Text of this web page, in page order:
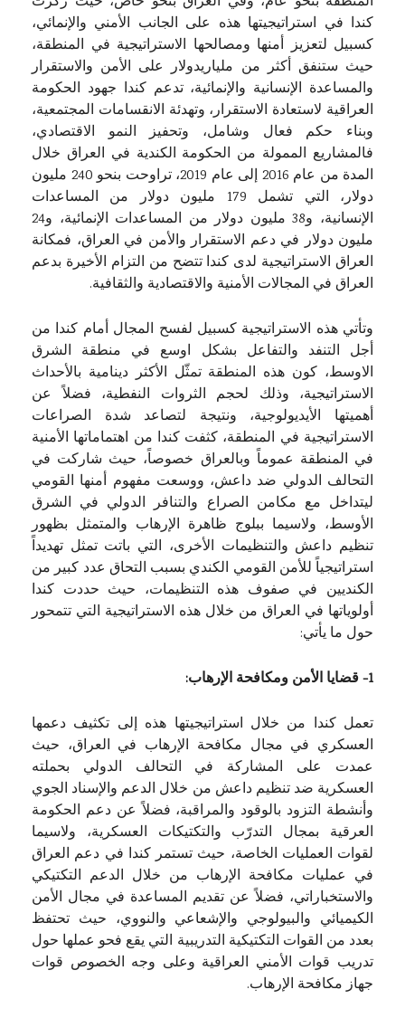
كندا في استراتيجيتها هذه على الجانب الأمني والإنمائي،
كسبيل لتعزيز أمنها ومصالحها الاستراتيجية في المنطقة،
حيث ستنفق أكثر من ملياريدولار على الأمن والاستقرار
والمساعدة الإنسانية والإنمائية، تدعم كندا جهود الحكومة
العراقية لاستعادة الاستقرار، وتهدئة الانقسامات المجتمعية،
وبناء حكم فعال وشامل، وتحفيز النمو الاقتصادي،
فالمشاريع الممولة من الحكومة الكندية في العراق خلال
المدة من عام 2016 إلى عام 2019، تراوحت بنحو 240 مليون
دولار، التي تشمل 179 مليون دولار من المساعدات
الإنسانية، و38 مليون دولار من المساعدات الإنمائية، و24
مليون دولار في دعم الاستقرار والأمن في العراق، فمكانة
العراق الاستراتيجية لدى كندا تتضح من التزام الأخيرة بدعم
العراق في المجالات الأمنية والاقتصادية والثقافية.
وتأتي هذه الاستراتيجية كسبيل لفسح المجال أمام كندا من
أجل التنفد والتفاعل بشكل اوسع في منطقة الشرق
الاوسط، كون هذه المنطقة تمثّل الأكثر دينامية بالأحداث
الاستراتيجية، وذلك لحجم الثروات النفطية، فضلاً عن
أهميتها الأيديولوجية، ونتيجة لتصاعد شدة الصراعات
الاستراتيجية في المنطقة، كثفت كندا من اهتماماتها الأمنية
في المنطقة عموماً وبالعراق خصوصاً، حيث شاركت في
التحالف الدولي ضد داعش، ووسعت مفهوم أمنها القومي
ليتداخل مع مكامن الصراع والتنافر الدولي في الشرق
الأوسط، ولاسيما ببلوج ظاهرة الإرهاب والمتمثل بظهور
تنظيم داعش والتنظيمات الأخرى، التي باتت تمثل تهديداً
استراتيجياً للأمن القومي الكندي بسبب التحاق عدد كبير من
الكنديين في صفوف هذه التنظيمات، حيث حددت كندا
أولوياتها في العراق من خلال هذه الاستراتيجية التي تتمحور
حول ما يأتي:
1- قضايا الأمن ومكافحة الإرهاب:
تعمل كندا من خلال استراتيجيتها هذه إلى تكثيف دعمها
العسكري في مجال مكافحة الإرهاب في العراق، حيث
عمدت على المشاركة في التحالف الدولي بحملته
العسكرية ضد تنظيم داعش من خلال الدعم والإسناد الجوي
وأنشطة التزود بالوقود والمراقبة، فضلاً عن دعم الحكومة
العرقية بمجال التدرّب والتكتيكات العسكرية، ولاسيما
لقوات العمليات الخاصة، حيث تستمر كندا في دعم العراق
في عمليات مكافحة الإرهاب من خلال الدعم التكتيكي
والاستخباراتي، فضلاً عن تقديم المساعدة في مجال الأمن
الكيميائي والبيولوجي والإشعاعي والنووي، حيث تحتفظ
بعدد من القوات التكتيكية التدريبية التي يقع فحو عملها حول
تدريب قوات الأمني العراقية وعلى وجه الخصوص قوات
جهاز مكافحة الإرهاب.